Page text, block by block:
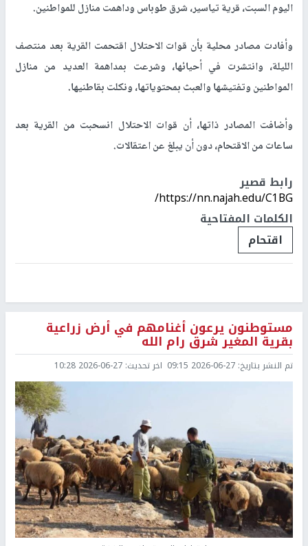
اليوم السبت، قرية تياسير، شرق طوباس وداهمت منازل للمواطنين.
وأفادت مصادر محلية بأن قوات الاحتلال اقتحمت القرية بعد منتصف
الليلة، وانتشرت في أحيائها، وشرعت بمداهمة العديد من منازل
المواطنين وتفتيشها والعبث بمحتوياتها، ونكلت بقاطنيها.
وأضافت المصادر ذاتها، أن قوات الاحتلال انسحبت من القرية بعد
ساعات من الاقتحام، دون أن يبلغ عن اعتقالات.
رابط قصير
https://nn.najah.edu/C1BG/
الكلمات المفتاحية
اقتحام
مستوطنون يرعون أغنامهم في أرض زراعية
بقرية المغير شرق رام الله
تم النشر بتاريخ: 2026-06-27 09:15 اخر تحديث: 2026-06-27 10:28